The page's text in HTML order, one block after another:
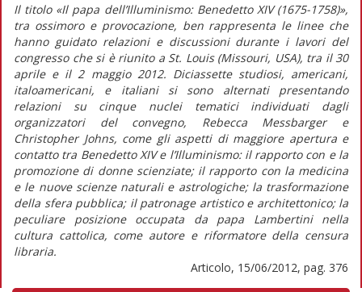
Il titolo «Il papa dell’Illuminismo: Benedetto XIV (1675-1758)»,
tra ossimoro e provocazione, ben rappresenta le linee che
hanno guidato relazioni e discussioni durante i lavori del
congresso che si è riunito a St. Louis (Missouri, USA), tra il 30
aprile e il 2 maggio 2012. Diciassette studiosi, americani,
italoamericani, e italiani si sono alternati presentando
relazioni su cinque nuclei tematici individuati dagli
organizzatori del convegno, Rebecca Messbarger e
Christopher Johns, come gli aspetti di maggiore apertura e
contatto tra Benedetto XIV e l’Illuminismo: il rapporto con e la
promozione di donne scienziate; il rapporto con la medicina
e le nuove scienze naturali e astrologiche; la trasformazione
della sfera pubblica; il patronage artistico e architettonico; la
peculiare posizione occupata da papa Lambertini nella
cultura cattolica, come autore e riformatore della censura
libraria.
Articolo, 15/06/2012, pag. 376